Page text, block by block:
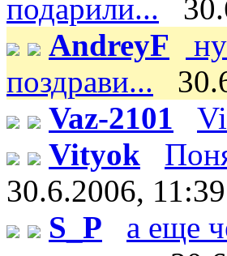
подарили...
AndreyF
поздрави...
Vaz-2101
Vityok
30.6.2006, 11:39
S_P
а еще